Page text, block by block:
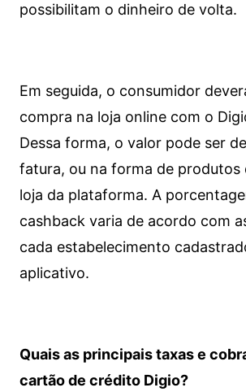
possibilitam o dinheiro de volta.
Em seguida, o consumidor
compra na loja online com o
Dessa forma, o valor pode ser
fatura, ou na forma de produtos
loja da plataforma. A
cashback varia de acordo com
cada estabelecimento
aplicativo.
Quais as principais taxas e
cartão de crédito Digio?